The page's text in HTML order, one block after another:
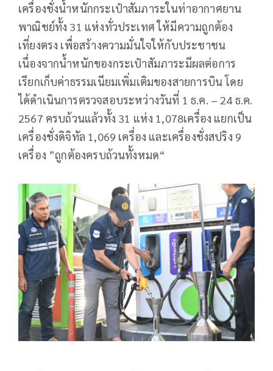
เครื่องชั่งน้ำหนักกระเป๋าสัมภาระในท่าอากาศยาน
พาณิชย์ทั้ง 31 แห่งทั่วประเทศ ให้มีความถูกต้อง
เที่ยงตรง เพื่อสร้างความมั่นใจให้กับประชาชน
เนื่องจากน้ำหนักของกระเป๋าสัมภาระมีผลต่อการ
เรียกเก็บค่าธรรมเนียมเพิ่มเติมของสายการบิน โดย
ได้ดำเนินการตรวจสอบระหว่างวันที่ 1 ธ.ค. – 24 ธ.ค.
2567 ครบถ้วนแล้วทั้ง 31 แห่ง 1,078เครื่อง แยกเป็น
เครื่องชั่งดิจิทัล 1,069 เครื่อง และเครื่องชั่งสปริง 9
เครื่อง ”ถูกต้องครบถ้วนทั้งหมด“